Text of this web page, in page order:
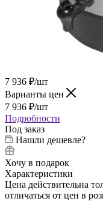
7 936 ₽/шт
Варианты цен
7 936 ₽/шт
Подробности
Под заказ
Нашли дешевле?
Хочу в подарок
Характеристики
Цена действительна
отличаться от цен в